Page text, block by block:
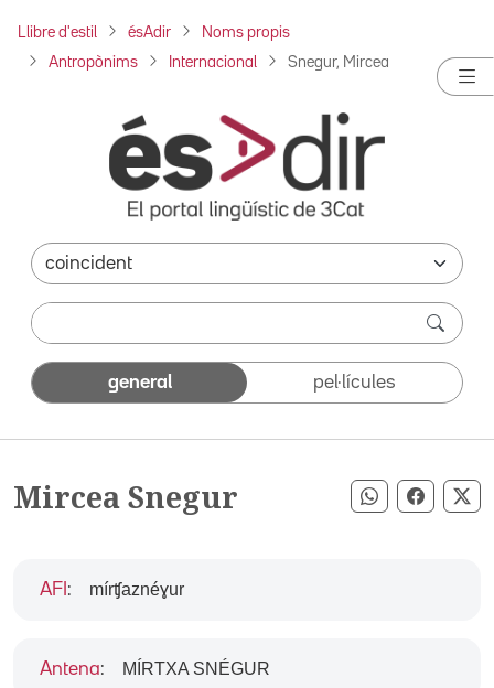
Llibre d'estil ésAdir Noms propis
Antropònims Internacional Snegur, Mircea
general pel·lícules
Mircea Snegur Compartir
AFI : mírʧaznéɣur
Antena: MÍRTXA SNÉGUR